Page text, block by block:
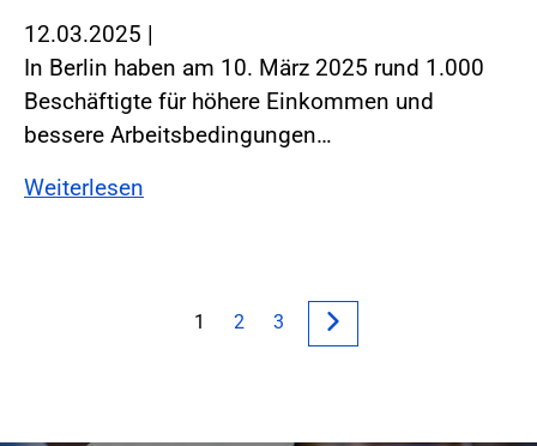
12.03.2025 |
In Berlin haben am 10. März 2025 rund 1.000
Beschäftigte für höhere Einkommen und
bessere Arbeitsbedingungen…
Weiterlesen
1 2 3